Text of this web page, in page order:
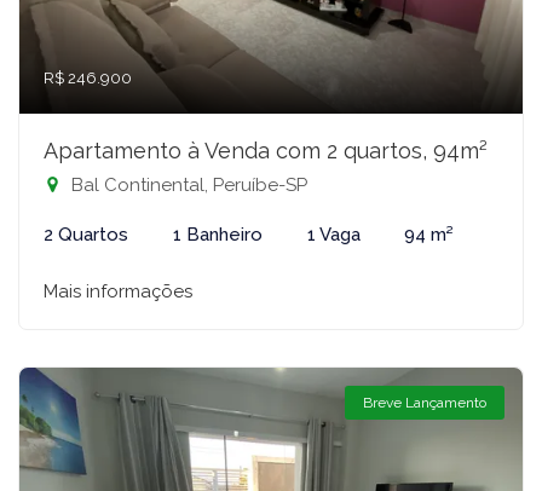
R$ 246.900
Apartamento à Venda com 2 quartos, 94m²
Bal Continental, Peruíbe-SP
2 Quartos 1 Banheiro 1 Vaga 94 m²
Mais informações
Breve Lançamento